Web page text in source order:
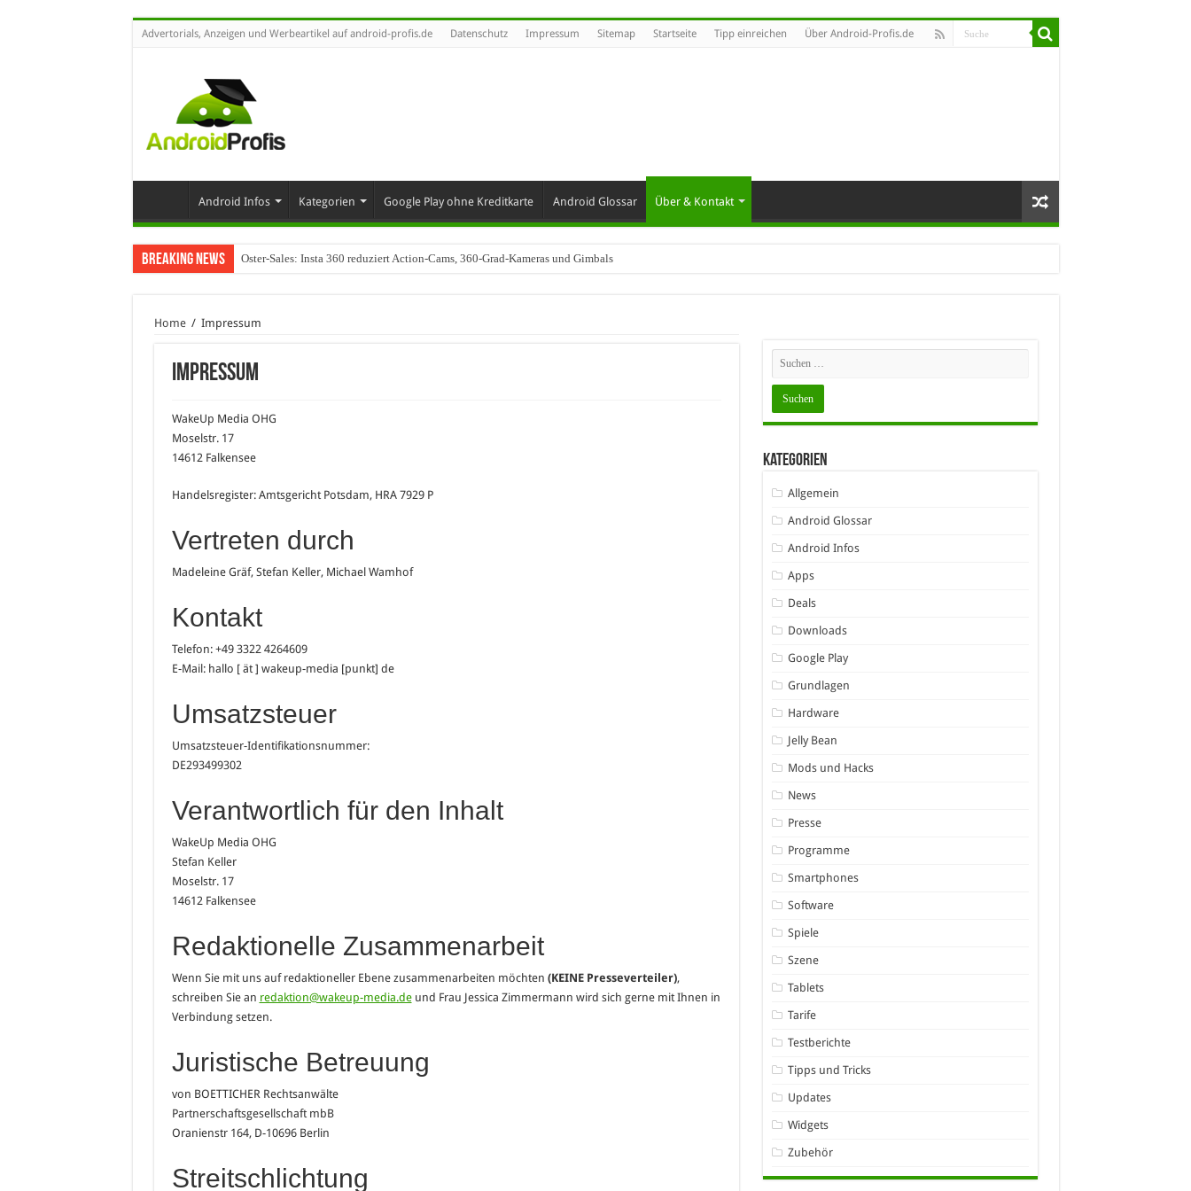
Advertorials, Anzeigen und Werbeartikel auf android-profis.de Datenschutz Impressum Sitemap Startseite Tipp einreichen Über Android-Profis.de
Android Infos Kategorien Google Play ohne Kreditkarte Android Glossar Über & Kontakt
Breaking News Oster-Sales: Insta 360 reduziert Action-Cams, 360-Grad-Kameras und Gimbals
Home / Impressum
Impressum
WakeUp Media OHG
Moselstr. 17
14612 Falkensee
Handelsregister: Amtsgericht Potsdam, HRA 7929 P
Vertreten durch
Madeleine Gräf, Stefan Keller, Michael Wamhof
Kontakt
Telefon: +49 3322 4264609
E-Mail: hallo [ ät ] wakeup-media [punkt] de
Umsatzsteuer
Umsatzsteuer-Identifikationsnummer:
DE293499302
Verantwortlich für den Inhalt
WakeUp Media OHG
Stefan Keller
Moselstr. 17
14612 Falkensee
Redaktionelle Zusammenarbeit
Wenn Sie mit uns auf redaktioneller Ebene zusammenarbeiten möchten (KEINE Presseverteiler),
schreiben Sie an redaktion@wakeup-media.deund Frau Jessica Zimmermann wird sich gerne mit Ihnen in
Verbindung setzen.
Juristische Betreuung
von BOETTICHER Rechtsanwälte
Partnerschaftsgesellschaft mbB
Oranienstr 164, D-10696 Berlin
Streitschlichtung
Kategorien
Allgemein
Android Glossar
Android Infos
Apps
Deals
Downloads
Google Play
Grundlagen
Hardware
Jelly Bean
Mods und Hacks
News
Presse
Programme
Smartphones
Software
Spiele
Szene
Tablets
Tarife
Testberichte
Tipps und Tricks
Updates
Widgets
Zubehör